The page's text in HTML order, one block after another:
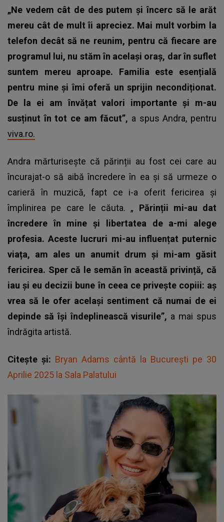
„Ne vedem cât de des putem și încerc să le arăt
mereu cât de mult îi apreciez. Mai mult vorbim la
telefon decât să ne reunim, pentru că fiecare are
programul lui, nu stăm în același oraș, dar în suflet
suntem mereu aproape. Familia este esențială
pentru mine și îmi oferă un sprijin necondiționat.
De la ei am învățat valori importante și m-au
susținut în tot ce am făcut”, a spus Andra, pentru
viva.ro.
Andra mărturisește că părinții au fost cei care au
încurajat-o să aibă încredere în ea și să urmeze o
carieră în muzică, fapt ce i-a oferit fericirea și
împlinirea pe care le căuta. „ Părinții mi-au dat
încredere în mine și libertatea de a-mi alege
profesia. Aceste lucruri mi-au influențat puternic
viața, am ales un anumit drum și mi-am găsit
fericirea. Sper că le semăn în această privință, că
iau și eu decizii bune în ceea ce privește copiii: aș
vrea să le ofer același sentiment că numai de ei
depinde să își îndeplinească visurile”, a mai spus
îndrăgita artistă.
Citește și: Bryan Adams cântă la București pe 30
Aprilie 2025 la Sala Palatului